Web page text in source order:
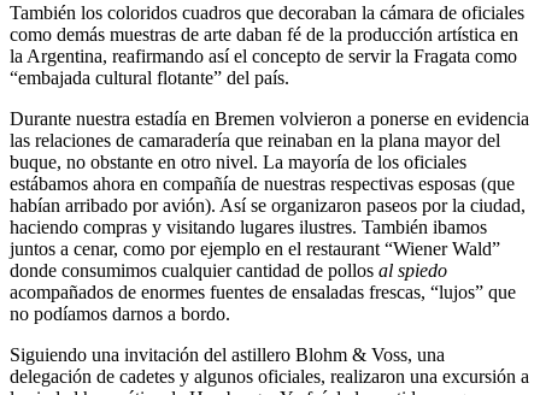
También los coloridos cuadros que decoraban la cámara de oficiales
como demás muestras de arte daban fé de la producción artística en
la Argentina, reafirmando así el concepto de servir la Fragata como
embajada cultural flotante
del país.
Durante nuestra estadía en Bremen volvieron a ponerse en evidencia
las relaciones de camaradería que reinaban en la plana mayor del
buque, no obstante en otro nivel. La mayoría de los oficiales
estábamos ahora en compañía de nuestras respectivas esposas (que
habían arribado por avión). Así se organizaron paseos por la ciudad,
haciendo compras y visitando lugares ilustres. También ibamos
juntos a cenar, como por ejemplo en el restaurant
Wiener Wald
donde consumimos cualquier cantidad de pollos al spiedo
acompañados de enormes fuentes de ensaladas frescas,
lujos
que
no podíamos darnos a bordo.
Siguiendo una invitación del astillero Blohm & Voss, una
delegación de cadetes y algunos oficiales, realizaron una excursión a